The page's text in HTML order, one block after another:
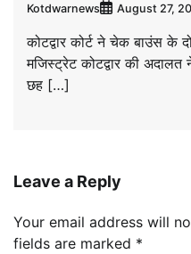
Kotdwarnews August 27,
कोटद्वार कोर्ट ने चेक बाउंस के
मजिस्ट्रेट कोटद्वार की
छह […]
Leave a Reply
Your email address will
fields are marked *